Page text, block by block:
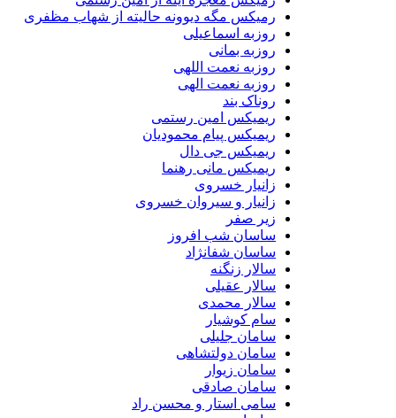
رمیکس مگه دیوونه حالیته از شهاب مظفری
روزبه اسماعیلی
روزبه بمانی
روزبه نعمت اللهی
روزبه نعمت الهی
روناک بند
ریمیکس امین رستمی
ریمیکس پیام محمودیان
ریمیکس جی دال
ریمیکس مانی رهنما
زانیار خسروی
زانیار و سیروان خسروی
زیر صفر
ساسان شب افروز
ساسان شفانژاد
سالار زنگنه
سالار عقیلی
سالار محمدی
سام کوشیار
سامان جلیلی
سامان دولتشاهی
سامان زیوار
سامان صادقی
سامی استار و محسن راد